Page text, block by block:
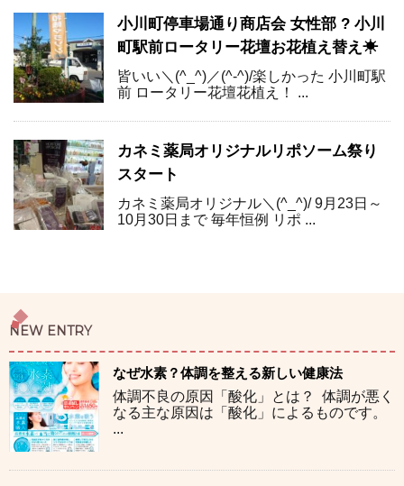
小川町停車場通り商店会 女性部 ? 小川
町駅前ロータリー花壇お花植え替え☀
皆いい＼(^_^)／(^-^)/楽しかった 小川町駅
前 ロータリー花壇花植え！ ...
カネミ薬局オリジナルリポソーム祭り
スタート
カネミ薬局オリジナル＼(^_^)/ 9月23日～
10月30日まで 毎年恒例 リポ ...
NEW ENTRY
なぜ水素？体調を整える新しい健康法
体調不良の原因「酸化」とは？ 体調が悪く
なる主な原因は「酸化」によるものです。
...